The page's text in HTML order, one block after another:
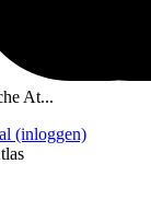
At...
(inloggen)